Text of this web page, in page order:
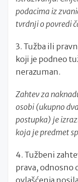
podacima iz
tvrdnji o povredi
3. Tužba ili
koji je podneo
nerazuman.
Zahtev za
osobi (ukupno
postupka) je
koja je predmet
4. Tužbeni
prava,
ovlašćenja